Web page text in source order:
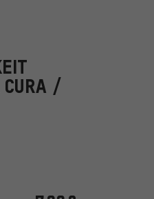
CURA /